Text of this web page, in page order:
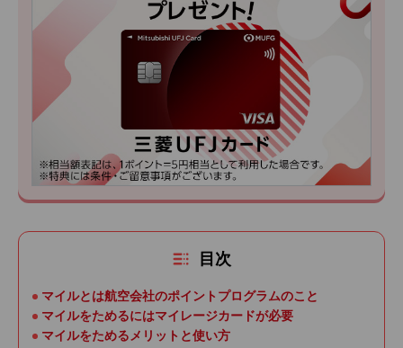
目次
マイルとは航空会社のポイントプログラムのこと
マイルをためるにはマイレージカードが必要
マイルをためるメリットと使い方